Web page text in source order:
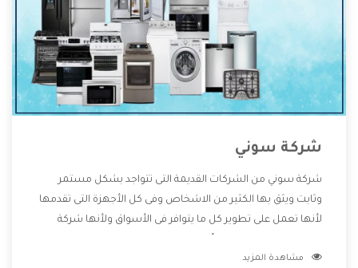
شركة سوني
شركة سوني من الشركات القديمة التى تتواجد بشكل مستمر
وثابت ويثق بها الكثير من الاشخاص وفى كل الأجهزة التى تقدمها
لأنها تعمل على تطوير كل ما يتوافر فى الأسواق ولأنها شركة
وتقدم للعملاء أقوى العروض والخصومات التى تسهل على
مشاهدة المزيد